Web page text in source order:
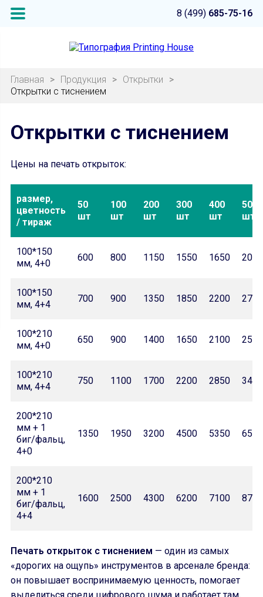
8 (499) 685-75-16
Главная > Продукция > Открытки
>
Открытки с тиснением
Открытки с тиснением
Цены на печать открыток:
размер,
цветность
/ тираж
50
шт
100
шт
200
шт
300
шт
400
шт
500
шт
100*150
мм, 4+0
600 800 1150 1550 1650 2000
100*150
мм, 4+4
700 900 1350 1850 2200 2700
100*210
мм, 4+0
650 900 1400 1650 2100 2500
100*210
мм, 4+4
750 1100 1700 2200 2850 3450
200*210
мм + 1
биг/фальц,
4+0
1350 1950 3200 4500 5350 6550
200*210
мм + 1
биг/фальц,
4+4
1600 2500 4300 6200 7100 8700
Печать открыток с тиснением — один из самых
«дорогих на ощупь» инструментов в арсенале бренда:
он повышает воспринимаемую ценность, помогает